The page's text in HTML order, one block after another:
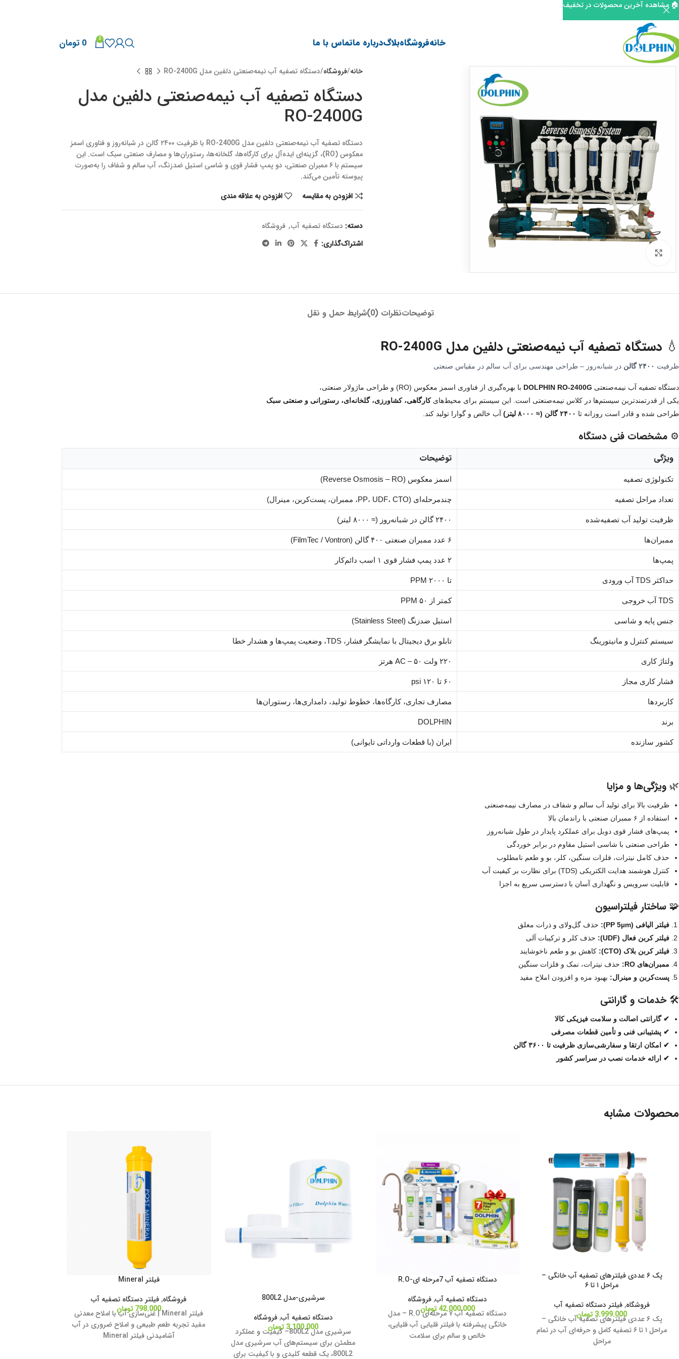
خانهفروشگاهبلاگدرباره ماتماس با ما 0
0 تومان
خانه فروشگاه دستگاه تصفیه آب نیمه‌صنعتی دلفین مدل RO-2400G
دستگاه تصفیه آب نیمه‌صنعتی دلفین مدل
RO-2400G
دستگاه تصفیه آب نیمه‌صنعتی دلفین مدل RO-2400G با ظرفیت ۲۴۰۰ گالن در شبانه‌روز و فناوری اسمز
معکوس (RO)، گزینه‌ای ایده‌آل برای کارگاه‌ها، گلخانه‌ها، رستوران‌ها و مصارف صنعتی سبک است. این
سیستم با ۶ ممبران صنعتی، دو پمپ فشار قوی و شاسی استیل ضدزنگ، آب سالم و شفاف را به‌صورت
پیوسته تأمین می‌کند.
افزودن به مقایسه
افزودن به علاقه مندی
دسته: دستگاه تصفیه آب, فروشگاه
اشتراک‌گذاری:
توضیحاتنظرات (0) شرایط حمل و نقل
💧 دستگاه تصفیه آب نیمه‌صنعتی دلفین مدل RO-2400G
ظرفیت ۲۴۰۰ گالن در شبانه‌روز – طراحی مهندسی برای آب سالم در مقیاس صنعتی
دستگاه تصفیه آب نیمه‌صنعتی DOLPHIN RO-2400G با بهره‌گیری از فناوری اسمز معکوس (RO) و طراحی ماژولار صنعتی،
یکی از قدرتمندترین سیستم‌ها در کلاس نیمه‌صنعتی است. این سیستم برای محیط‌هایکارگاهی، کشاورزی، گلخانه‌ای، رستورانی و صنعتی سبک
طراحی شده و قادر است روزانه تا ۲۴۰۰ گالن (≈ ۸۰۰۰ لیتر) آب خالص و گوارا تولید کند.
⚙️ مشخصات فنی دستگاه
ویژگی توضیحات
تکنولوژی تصفیه اسمز معکوس (Reverse Osmosis – RO)
تعداد مراحل تصفیه چندمرحله‌ای (PP، UDF، CTO، ممبران، پست‌کربن، مینرال)
ظرفیت تولید آب تصفیه‌شده ۲۴۰۰ گالن در شبانه‌روز (≈ ۸۰۰۰ لیتر)
ممبران‌ها ۶ عدد ممبران صنعتی ۴۰۰ گالن (FilmTec / Vontron)
پمپ‌ها ۲ عدد پمپ فشار قوی ۱ اسب دائم‌کار
حداکثر TDS آب ورودی تا ۲۰۰۰ PPM
TDS آب خروجی کمتر از ۵۰ PPM
جنس پایه و شاسی استیل ضدزنگ (Stainless Steel)
سیستم کنترل و مانیتورینگ تابلو برق دیجیتال با نمایشگر فشار، TDS، وضعیت پمپ‌ها و هشدار خطا
ولتاژ کاری ۲۲۰ ولت AC – ۵۰ هرتز
فشار کاری مجاز ۶۰ تا ۱۲۰ psi
کاربردها مصارف تجاری، کارگاه‌ها، خطوط تولید، دامداری‌ها، رستوران‌ها
برند DOLPHIN
کشور سازنده ایران (با قطعات وارداتی تایوانی)
🌿 ویژگی‌ها و مزایا
ظرفیت بالا برای تولید آب سالم و شفاف در مصارف نیمه‌صنعتی
استفاده از ۶ ممبران صنعتی با راندمان بالا
پمپ‌های فشار قوی دوبل برای عملکرد پایدار در طول شبانه‌روز
طراحی صنعتی با شاسی استیل مقاوم در برابر خوردگی
حذف کامل نیترات، فلزات سنگین، کلر، بو و طعم نامطلوب
کنترل هوشمند هدایت الکتریکی (TDS) برای نظارت بر کیفیت آب
قابلیت سرویس و نگهداری آسان با دسترسی سریع به اجزا
🧩 ساختار فیلتراسیون
فیلتر الیافی (PP 5µm):
حذف گل‌ولای و ذرات معلق
فیلتر کربن فعال (UDF):
حذف کلر و ترکیبات آلی
فیلتر کربن بلاک (CTO):
کاهش بو و طعم ناخوشایند
ممبران‌های RO:
حذف نیترات، نمک و فلزات سنگین
پست‌کربن و مینرال: بهبود مزه و افزودن املاح مفید
🛠 خدمات و گارانتی
✔ گارانتی اصالت و سلامت فیزیکی کالا
✔ پشتیبانی فنی و تأمین قطعات مصرفی
✔ امکان ارتقا و سفارشی‌سازی ظرفیت تا ۳۶۰۰ گالن
✔ ارائه خدمات نصب در سراسر کشور
محصولات مشابه
پک ۶ عددی فیلترهای تصفیه آب خانگی –
مراحل ۱ تا ۶
فروشگاه,فیلتر دستگاه تصفیه آب
3.999.000 تومان
پک ۶ عددی فیلترهای تصفیه آب خانگی –
مراحل ۱ تا ۶ تصفیه کامل و حرفه‌ای آب در تمام
مراحل
دستگاه تصفیه آب 7مرحله ای-R.O
دستگاه تصفیه آب,فروشگاه
42.000.000 تومان
دستگاه تصفیه آب ۷ مرحله‌ای R.O – مدل
خانگی پیشرفته با فیلتر قلیایی آب قلیایی،
خالص و سالم برای سلامت
سرشیری-مدل 800L2
دستگاه تصفیه آب,فروشگاه
3.100.000 تومان
سرشیری مدل 800L2– کیفیت و عملکرد
مطمئن برای سیستم‌های آب سرشیری مدل
800L2، یک قطعه کلیدی و با کیفیت برای
فیلتر Mineral
فروشگاه,فیلتر دستگاه تصفیه آب
798.000 تومان
فیلتر Mineral | غنی‌سازی آب با املاح معدنی
مفید تجربه طعم طبیعی و املاح ضروری در آب
آشامیدنی فیلتر Mineral
🏠 مشاهده آخرین محصولات در تخفیف